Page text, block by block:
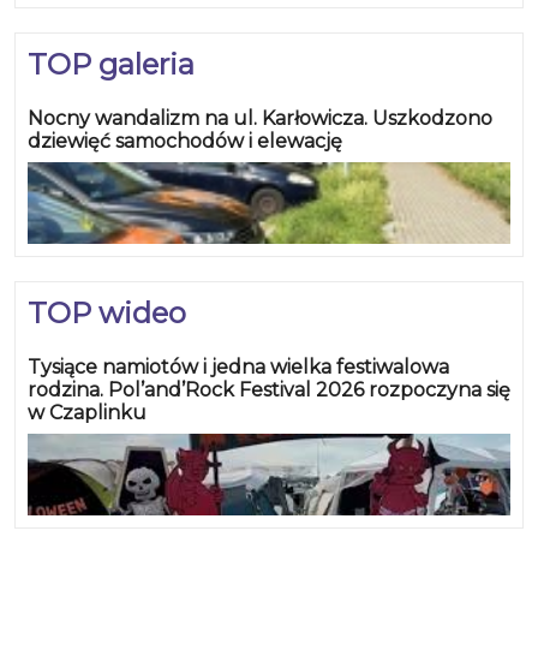
TOP galeria
Nocny wandalizm na ul. Karłowicza. Uszkodzono
dziewięć samochodów i elewację
TOP wideo
Tysiące namiotów i jedna wielka festiwalowa
rodzina. Pol’and’Rock Festival 2026 rozpoczyna się
w Czaplinku